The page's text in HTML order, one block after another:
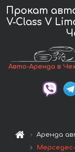
Прокат
V-Class V
Авто-Аренда в
Аренда